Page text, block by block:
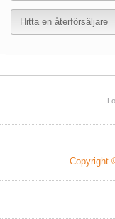
Hitta en återförsäljare
Copyright